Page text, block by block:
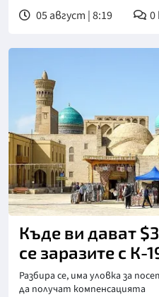
05 август | 8:19 0
Къде ви дават
се заразите с К-
Разбира се, има уловка за
да получат компенсацията